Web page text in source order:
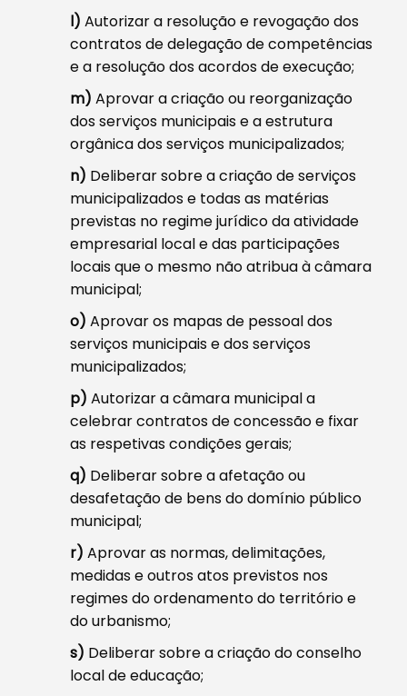
l) Autorizar a resolução e revogação dos
contratos de delegação de competências
e a resolução dos acordos de execução;
m) Aprovar a criação ou reorganização
dos serviços municipais e a estrutura
orgânica dos serviços municipalizados;
n) Deliberar sobre a criação de serviços
municipalizados e todas as matérias
previstas no regime jurídico da atividade
empresarial local e das participações
locais que o mesmo não atribua à câmara
municipal;
o) Aprovar os mapas de pessoal dos
serviços municipais e dos serviços
municipalizados;
p) Autorizar a câmara municipal a
celebrar contratos de concessão e fixar
as respetivas condições gerais;
q) Deliberar sobre a afetação ou
desafetação de bens do domínio público
municipal;
r) Aprovar as normas, delimitações,
medidas e outros atos previstos nos
regimes do ordenamento do território e
do urbanismo;
s) Deliberar sobre a criação do conselho
local de educação;